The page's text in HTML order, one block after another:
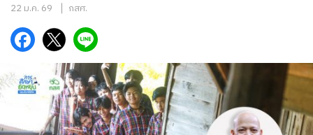
22 ม.ค. 69 กสศ.